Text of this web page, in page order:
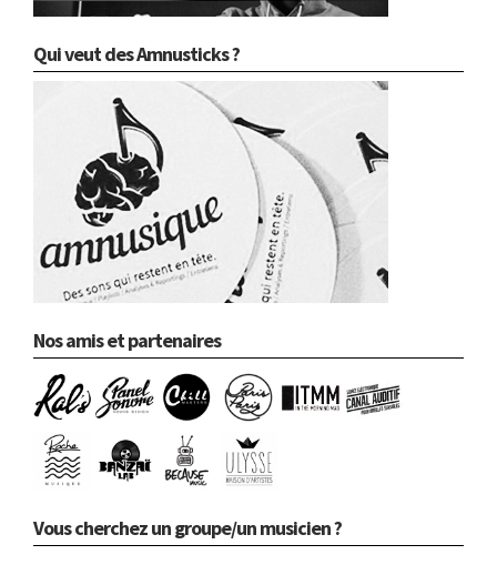
Qui veut des Amnusticks ?
Nos amis et partenaires
Vous cherchez un groupe/un musicien ?